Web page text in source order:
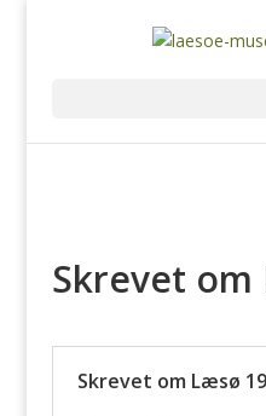
Skrevet om
Skrevet om Læsø